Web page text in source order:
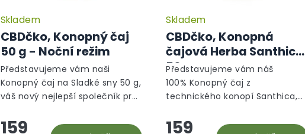
CBDčko, Konopný čaj
50 g - Noční režim
Skladem
159
Představujeme vám naši
Konopný čaj na Sladké sny 50 g,
váš nový nejlepší společník pro
Tato unikátní směs bylin je
CBDčko, Konopná
čajová Herba Santhica,
50 g
Skladem
159
Představujeme vám náš
100% Konopný čaj z
technického konopí Santhica,
chvíle relaxace a uvolnění. Toto